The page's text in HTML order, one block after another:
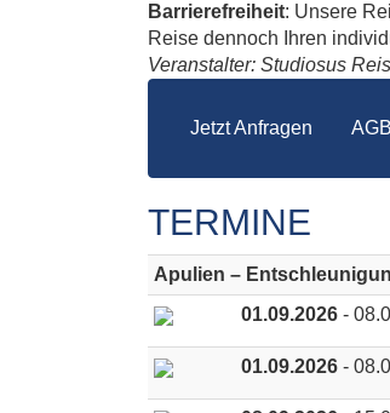
Barrierefreiheit: Unsere
Reise dennoch Ihren
Veranstalter: Studiosus
Jetzt Anfragen
TERMINE
Apulien –
01.09.2026 -
01.09.2026 -